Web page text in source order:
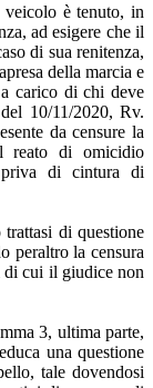
è tenuto, in
ad esigere che il
di sua renitenza,
della marcia e
carico di chi deve
10/11/2020, Rv.
da censure la
reato di omicidio
priva di cintura di
di questione
peraltro la censura
di cui il giudice non
3, ultima parte,
una questione
tale dovendosi